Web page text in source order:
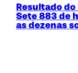
Resultado do
Sete 883 de
as dezenas